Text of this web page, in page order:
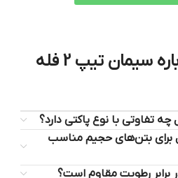
سوالات پرتکرار درباره سیمان تیپ 2 فله
تیپ ۲ شمال برای بتن‌های حجیم مناسب